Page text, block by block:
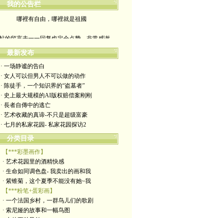
我的公告栏
哪裡有自由，哪裡就是祖國
yimengling53@yahoo.com
有意收藏者请私信我，感谢一贯支持
政治转载不一定代表本人意见
艺术博客：https://yimengl.blog
目录中标注星号的为本人艺术原创
最新发布
· 一场静谧的告白
· 女人可以但男人不可以做的动作
· 陈徒手，一个知识界的“盗墓者”
· 史上最大规模的AI版权赔偿案刚刚
· 長者自傳中的逃亡
· 艺术收藏的真谛-不只是超级富豪
· 七月的私家花园- 私家花园探访2
分类目录
【***彩墨画作】
· 艺术花园里的酒精快感
· 生命如同调色盘- 我卖出的画和我
· 紫锥菊，这个夏季不能没有她~我
【***粉笔+蛋彩画】
· 一个法国乡村，一群鸟儿们的歌剧
· 索尼娅的故事和一幅鸟图